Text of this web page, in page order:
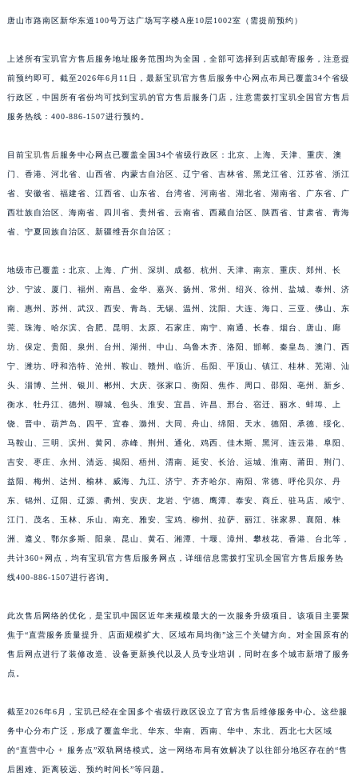
唐山市路南区新华东道100号万达广场写字楼A座10层1002室（需提前预约）
上述所有宝玑官方售后服务地址服务范围均为全国，全部可选择到店或邮寄服务，注意提
前预约即可。截至2026年6月11日，最新宝玑官方售后服务中心网点布局已覆盖34个省级
行政区，中国所有省份均可找到宝玑的官方售后服务门店，注意需拨打宝玑全国官方售后
服务热线：400-886-1507进行预约。
目前宝玑售后服务中心网点已覆盖全国34个省级行政区：北京、上海、天津、重庆、澳
门、香港、河北省、山西省、内蒙古自治区、辽宁省、吉林省、黑龙江省、江苏省、浙江
省、安徽省、福建省、江西省、山东省、台湾省、河南省、湖北省、湖南省、广东省、广
西壮族自治区、海南省、四川省、贵州省、云南省、西藏自治区、陕西省、甘肃省、青海
省、宁夏回族自治区、新疆维吾尔自治区；
地级市已覆盖：北京、上海、广州、深圳、成都、杭州、天津、南京、重庆、郑州、长
沙、宁波、厦门、福州、南昌、金华、嘉兴、扬州、常州、绍兴、徐州、盐城、泰州、济
南、惠州、苏州、武汉、西安、青岛、无锡、温州、沈阳、大连、海口、三亚、佛山、东
莞、珠海、哈尔滨、合肥、昆明、太原、石家庄、南宁、南通、长春、烟台、唐山、廊
坊、保定、贵阳、泉州、台州、湖州、中山、乌鲁木齐、洛阳、邯郸、秦皇岛、澳门、西
宁、潍坊、呼和浩特、沧州、鞍山、赣州、临沂、岳阳、平顶山、镇江、桂林、芜湖、汕
头、淄博、兰州、银川、郴州、大庆、张家口、衡阳、焦作、周口、邵阳、亳州、新乡、
衡水、牡丹江、德州、聊城、包头、淮安、宜昌、许昌、邢台、宿迁、丽水、蚌埠、上
饶、晋中、葫芦岛、四平、宜春、滁州、大同、舟山、绵阳、天水、德阳、承德、绥化、
马鞍山、三明、滨州、黄冈、赤峰、荆州、通化、鸡西、佳木斯、黑河、连云港、阜阳、
吉安、枣庄、永州、清远、揭阳、梧州、渭南、延安、长治、运城、淮南、莆田、荆门、
益阳、梅州、达州、榆林、威海、九江、济宁、齐齐哈尔、南阳、常德、呼伦贝尔、丹
东、锦州、辽阳、辽源、衢州、安庆、龙岩、宁德、鹰潭、泰安、商丘、驻马店、咸宁、
江门、茂名、玉林、乐山、南充、雅安、宝鸡、柳州、拉萨、丽江、张家界、襄阳、株
洲、遵义、鄂尔多斯、阳泉、昆山、黄石、湘潭、十堰、漳州、攀枝花、香港、台北等，
共计360+网点，均有宝玑官方售后服务网点，详细信息需拨打宝玑全国官方售后服务热
线400-886-1507进行咨询。
此次售后网络的优化，是宝玑中国区近年来规模最大的一次服务升级项目。该项目主要聚
焦于“直营服务质量提升、店面规模扩大、区域布局均衡”这三个关键方向。对全国原有的
售后网点进行了装修改造、设备更新换代以及人员专业培训，同时在多个城市新增了服务
点。
截至2026年6月，宝玑已经在全国多个省级行政区设立了官方售后维修服务中心。这些服
务中心分布广泛，形成了覆盖华北、华东、华南、西南、华中、东北、西北七大区域
的“直营中心 + 服务点”双轨网络模式。这一网络布局有效解决了以往部分地区存在的“售
后困难、距离较远、预约时间长”等问题。